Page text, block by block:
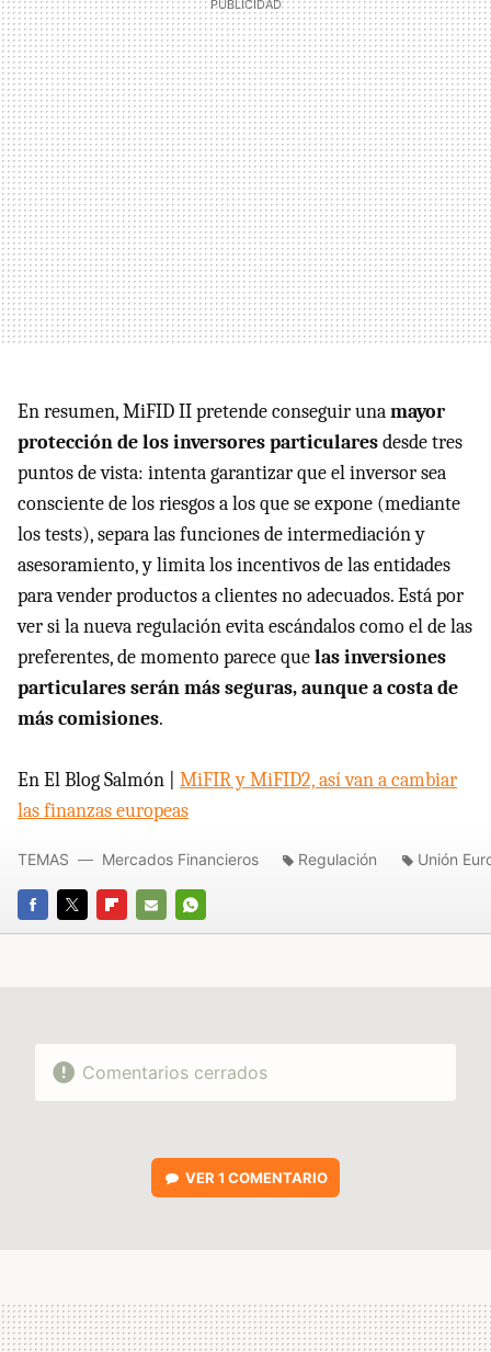
En resumen, MiFID II pretende conseguir unamayor
protección de los inversores particularesdesde tres
puntos de vista: intenta garantizar que el inversor sea
consciente de los riesgos a los que se expone (mediante
los tests), separa las funciones de intermediación y
asesoramiento, y limita los incentivos de las entidades
para vender productos a clientes no adecuados. Está por
ver si la nueva regulación evita escándalos como el de las
preferentes, de momento parece quelas inversiones
particulares serán más seguras, aunque a costa de
más comisiones.
En El Blog Salmón | MiFIR y MiFID2, así van a cambiar
las finanzas europeas
FACEBOOK
TWITTERFLIPBOARD
E-
WHATSAPP
TEMAS Mercados Financieros Regulación Unión
Comentarios cerrados
VER 1 COMENTARIO